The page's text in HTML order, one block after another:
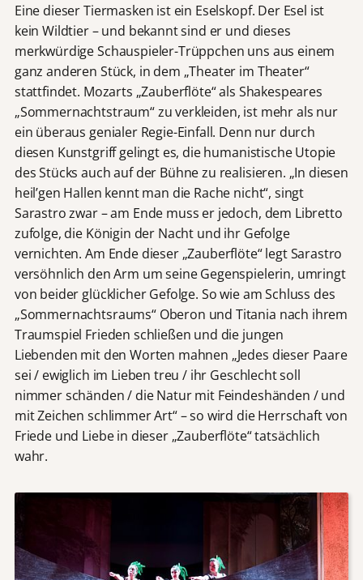
Eine dieser Tiermasken ist ein Eselskopf. Der Esel ist
kein Wildtier – und bekannt sind er und dieses
merkwürdige Schauspieler-Trüppchen uns aus einem
ganz anderen Stück, in dem „Theater im Theater“
stattfindet. Mozarts „Zauberflöte“ als Shakespeares
„Sommernachtstraum“ zu verkleiden, ist mehr als nur
ein überaus genialer Regie-Einfall. Denn nur durch
diesen Kunstgriff gelingt es, die humanistische Utopie
des Stücks auch auf der Bühne zu realisieren. „In diesen
heil’gen Hallen kennt man die Rache nicht“, singt
Sarastro zwar – am Ende muss er jedoch, dem Libretto
zufolge, die Königin der Nacht und ihr Gefolge
vernichten. Am Ende dieser „Zauberflöte“ legt Sarastro
versöhnlich den Arm um seine Gegenspielerin, umringt
von beider glücklicher Gefolge. So wie am Schluss des
„Sommernachtsraums“ Oberon und Titania nach ihrem
Traumspiel Frieden schließen und die jungen
Liebenden mit den Worten mahnen „Jedes dieser Paare
sei / ewiglich im Lieben treu / ihr Geschlecht soll
nimmer schänden / die Natur mit Feindeshänden / und
mit Zeichen schlimmer Art“ – so wird die Herrschaft von
Friede und Liebe in dieser „Zauberflöte“ tatsächlich
wahr.